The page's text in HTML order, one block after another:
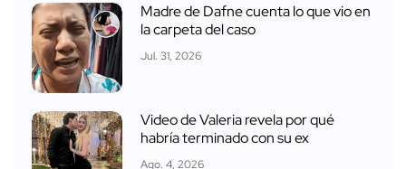
Madre de Dafne cuenta lo que vio en
la carpeta del caso
Jul. 31, 2026
Video de Valeria revela por qué
habría terminado con su ex
Ago. 4, 2026